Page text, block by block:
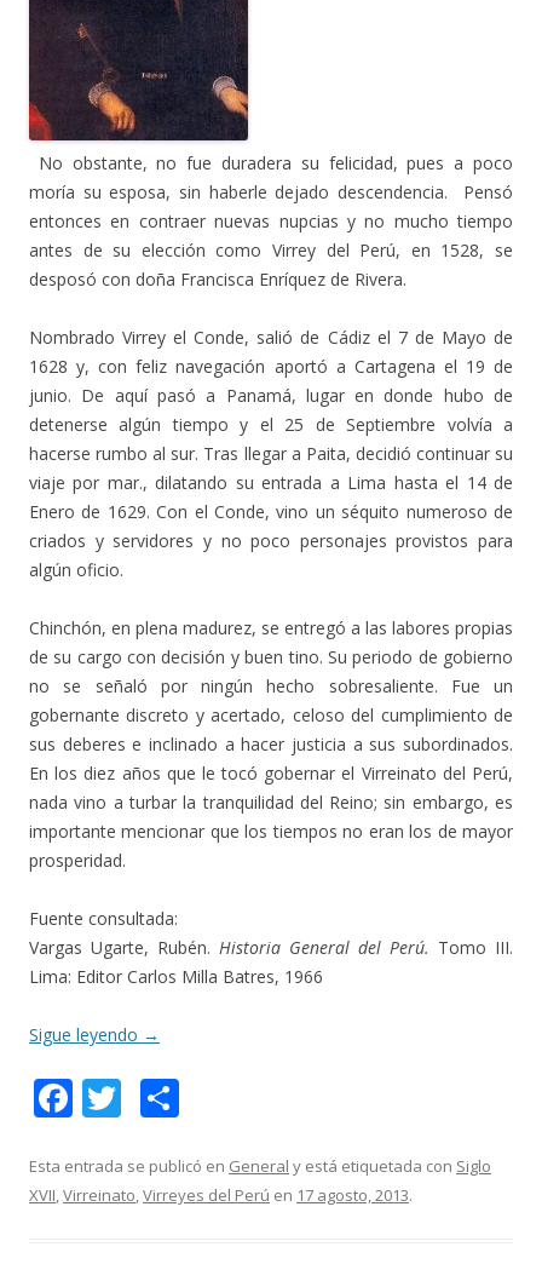
No obstante, no fue duradera su felicidad, pues a poco
moría su esposa, sin haberle dejado descendencia. Pensó
entonces en contraer nuevas nupcias y no mucho tiempo
antes de su elección como Virrey del Perú, en 1528, se
desposó con doña Francisca Enríquez de Rivera.
Nombrado Virrey el Conde, salió de Cádiz el 7 de Mayo de
1628 y, con feliz navegación aportó a Cartagena el 19 de
junio. De aquí pasó a Panamá, lugar en donde hubo de
detenerse algún tiempo y el 25 de Septiembre volvía a
hacerse rumbo al sur. Tras llegar a Paita, decidió continuar su
viaje por mar., dilatando su entrada a Lima hasta el 14 de
Enero de 1629. Con el Conde, vino un séquito numeroso de
criados y servidores y no poco personajes provistos para
algún oficio.
Chinchón, en plena madurez, se entregó a las labores propias
de su cargo con decisión y buen tino. Su periodo de gobierno
no se señaló por ningún hecho sobresaliente. Fue un
gobernante discreto y acertado, celoso del cumplimiento de
sus deberes e inclinado a hacer justicia a sus subordinados.
En los diez años que le tocó gobernar el Virreinato del Perú,
nada vino a turbar la tranquilidad del Reino; sin embargo, es
importante mencionar que los tiempos no eran los de mayor
prosperidad.
Fuente consultada:
Vargas Ugarte, Rubén. Historia General del Perú. Tomo III.
Lima: Editor Carlos Milla Batres, 1966
Sigue leyendo →
F
e
b
T
itt
er
m
p
Esta entrada se publicó en General y está etiquetada con Siglo
XVII,Virreinato,Virreyes del Perú en 17 agosto, 2013.